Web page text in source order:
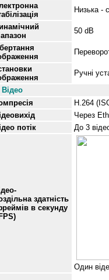
Низька -
50 dB
Ручні
Відео
H.264
Через
потік
До 3
здатність
в секунду
Один